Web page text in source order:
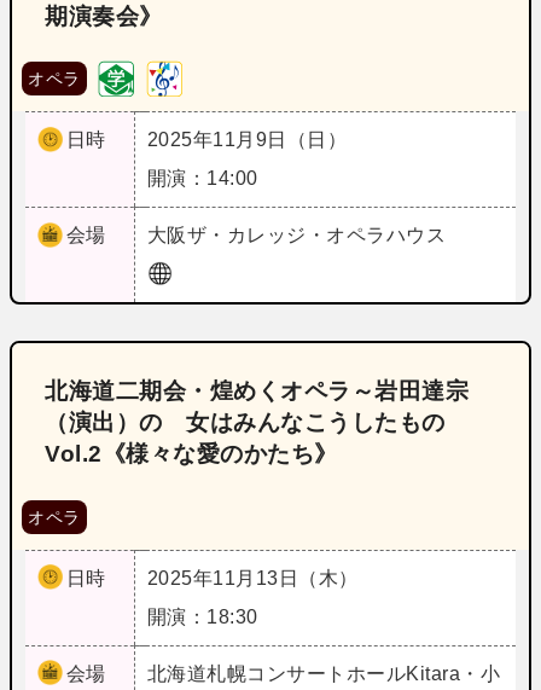
期演奏会》
オペラ
日時
2025年11月9日（日）
開演：14:00
会場 大阪ザ・カレッジ・オペラハウス
北海道二期会・煌めくオペラ～岩田達宗
（演出）の 女はみんなこうしたもの
Vol.2《様々な愛のかたち》
オペラ
日時
2025年11月13日（木）
開演：18:30
会場 北海道札幌コンサートホールKitara・小